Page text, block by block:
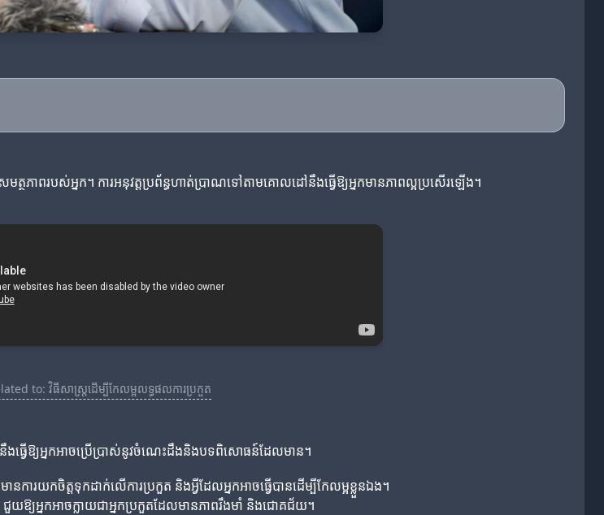
ថភាពរបស់អ្នក។ ការអនុវត្តប្រព័ន្ធហាត់ប្រាណទៅតាមគោលដៅនឹងធ្វើឱ្យអ្នកមានភាពល្អប្រសើរឡើង។
to: វិធីសាស្ត្រដើម្បីកែលម្អលទ្ធផលការប្រកួត
ធ្វើឱ្យអ្នកអាចប្រើប្រាស់នូវចំណេះដឹងនិងបទពិសោធន៍ដែលមាន។
ារយកចិត្តទុកដាក់លើការប្រកួត និងអ្វីដែលអ្នកអាចធ្វើបានដើម្បីកែលម្អខ្លួនឯង។
យឱ្យអ្នកអាចក្លាយជាអ្នកប្រកួតដែលមានភាពរឹងមាំ និងជោគជ័យ។